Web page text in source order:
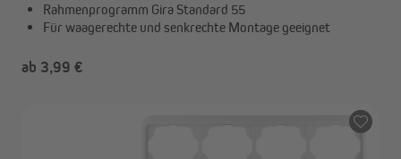
Rahmenprogramm Gira Standard 55
Für waagerechte und senkrechte Montage geeignet
ab 3,99 €